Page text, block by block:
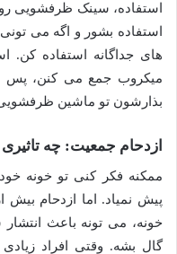
استفاده، سینک ظرفشویی
استفاده بشور و اگه می
های جداگانه استفاده
میکروب جمع می کنن، پس
بذارشون تو ماشین
ازدحام جمعیت: چه تاثیری
ممکنه فکر کنی تو خونه
پیش نمیاد. اما ازدحام
خونه، می تونه باعث
گال بشه. وقتی افراد